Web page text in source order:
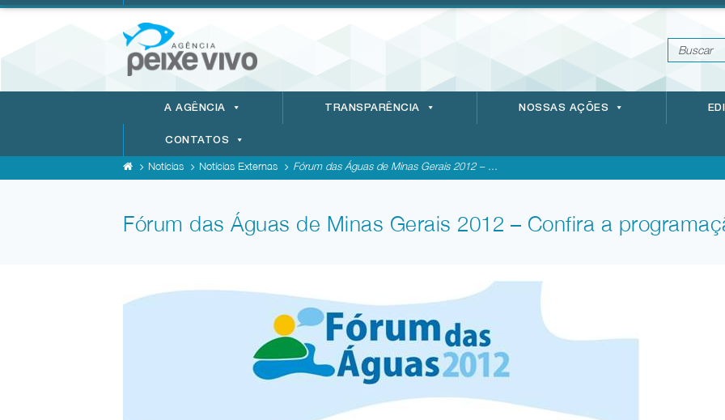
A AGÊNCIA TRANSPARÊNCIA NOSSAS AÇÕES
CONTATOS
Notícias Notícias Externas Fórum das Águas de Minas Gerais 2012 – ...
Fórum das Águas de Minas Gerais 2012 – Confira a